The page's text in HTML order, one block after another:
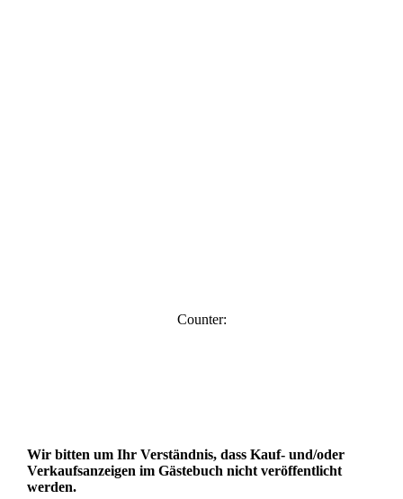
Counter:
Wir bitten um Ihr Verständnis, dass Kauf- und/oder
Verkaufsanzeigen im Gästebuch nicht veröffentlicht
werden.